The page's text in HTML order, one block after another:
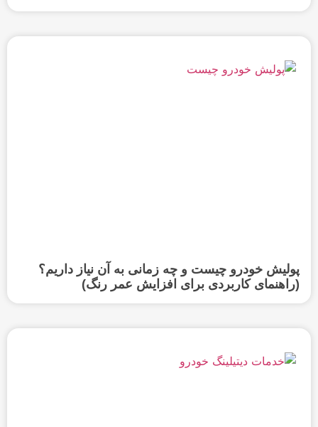
پولیش خودرو چیست و چه زمانی به آن نیاز داریم؟
(راهنمای کاربردی برای افزایش عمر رنگ)